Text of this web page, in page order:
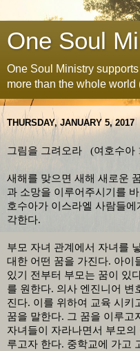
One Soul
One Soul Ministry
more than the whole world
THURSDAY, JANUARY 5, 2017
그림을 그려오라 (여호수아
새해를 맞으면 새해 새로운
과 소망을 이루어주시기를
호수아가 이스라엘 사람들
각한다.
부모 자녀 관계에서 자녀를
대한 어떤 꿈을 가진다. 아이
있기 전부터 부모는 꿈이 있
를 원한다. 의사 엔진니어 변
진다. 이를 위하여 교육 시키
꿈을 말한다. 그 꿈을 이루고
자녀들이 자라나면서 부모의
루고자 한다. 중학교에 가고